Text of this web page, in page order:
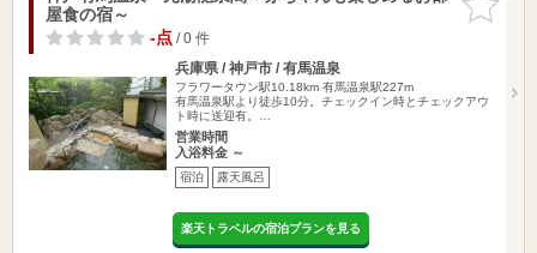
りに追加
屋食の宿～
-点/ 0 件
兵庫県 / 神戸市 / 有馬温泉
フラワータウン駅10.18km 有馬温泉駅227m
有馬温泉駅より徒歩10分。チェックイン時とチェックアウ
ト時に送迎有。…
営業時間
入浴料金 ～
宿泊 露天風呂
楽天トラベルの宿泊プランを見る